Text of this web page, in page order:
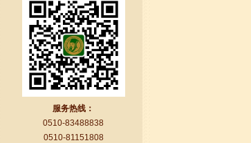
我学习汉语已经八年了,我能听明白别人
说汉语,但是我自己说汉语却觉得说不出
口。我现在在语风汉语无锡校学习，每
天我都学习中国文化...
服务热线：
0510-83488838
0510-81151808